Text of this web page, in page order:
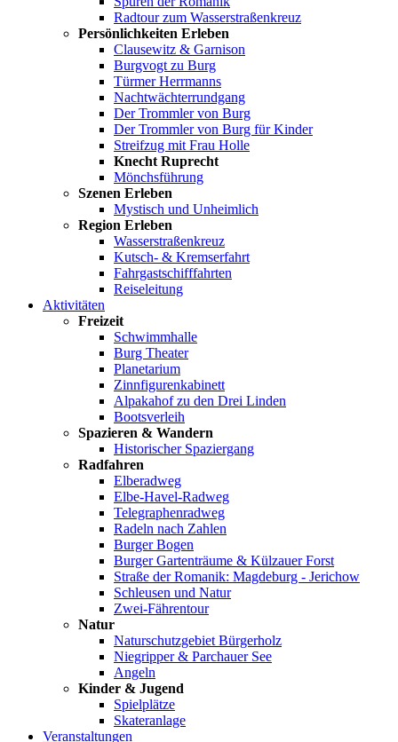
Radtour zum Wasserstraßenkreuz
Persönlichkeiten Erleben
Clausewitz & Garnison
Burgvogt zu Burg
Türmer Herrmanns
Nachtwächterrundgang
Der Trommler von Burg
Der Trommler von Burg für Kinder
Streifzug mit Frau Holle
Knecht Ruprecht
Mönchsführung
Szenen Erleben
Mystisch und Unheimlich
Region Erleben
Wasserstraßenkreuz
Kutsch- & Kremserfahrt
Fahrgastschifffahrten
Reiseleitung
Aktivitäten
Freizeit
Schwimmhalle
Burg Theater
Planetarium
Zinnfigurenkabinett
Alpakahof zu den Drei Linden
Bootsverleih
Spazieren & Wandern
Historischer Spaziergang
Radfahren
Elberadweg
Elbe-Havel-Radweg
Telegraphenradweg
Radeln nach Zahlen
Burger Bogen
Burger Gartenträume & Külzauer Forst
Straße der Romanik: Magdeburg - Jerichow
Schleusen und Natur
Zwei-Fährentour
Natur
Naturschutzgebiet Bürgerholz
Niegripper & Parchauer See
Angeln
Kinder & Jugend
Spielplätze
Skateranlage
Veranstaltungen